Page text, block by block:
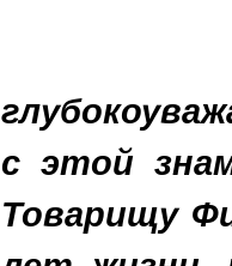
с этой
Товарищу